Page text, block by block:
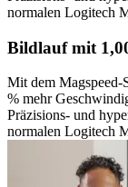
normalen Logitech
Bildlauf mit
Mit dem
% mehr
Präzisions- und
normalen Logitech